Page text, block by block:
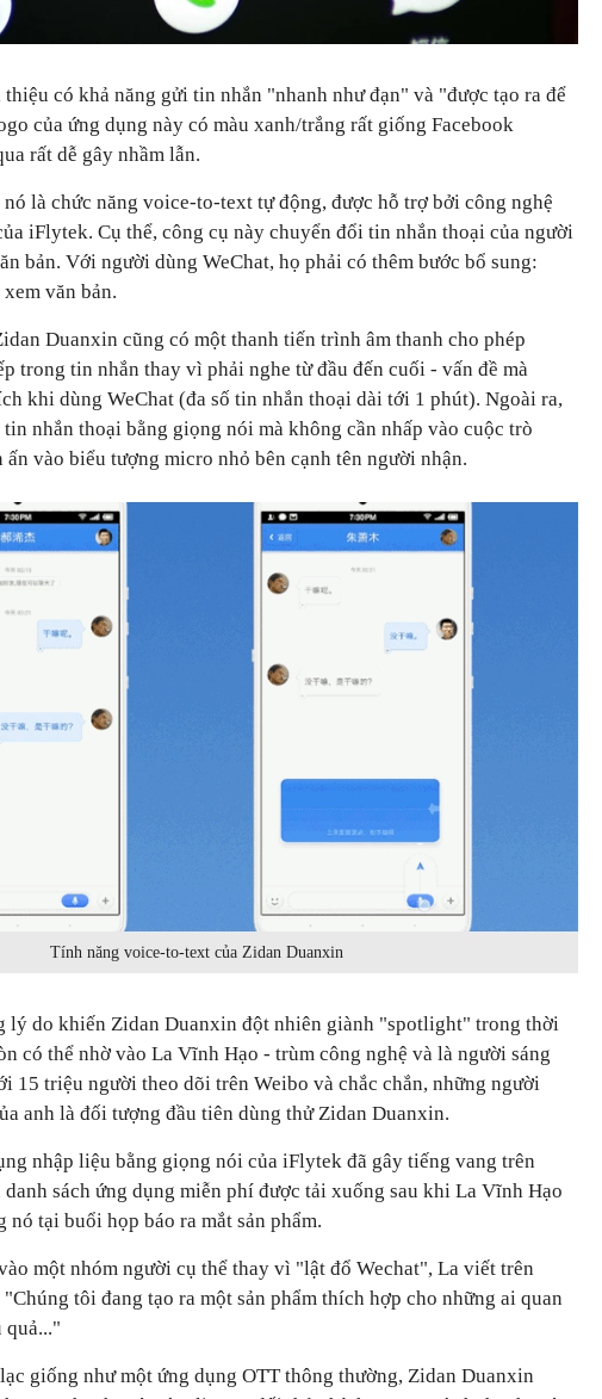
có khả năng gửi tin nhắn "nhanh như đạn" và "được tạo ra để
của ứng dụng này có màu xanh/trắng rất giống Facebook
rất dễ gây nhầm lẫn.
là chức năng voice-to-text tự động, được hỗ trợ bởi công nghệ
iFlytek. Cụ thể, công cụ này chuyển đổi tin nhắn thoại của người
bản. Với người dùng WeChat, họ phải có thêm bước bổ sung:
văn bản.
Duanxin cũng có một thanh tiến trình âm thanh cho phép
trong tin nhắn thay vì phải nghe từ đầu đến cuối - vấn đề mà
khi dùng WeChat (đa số tin nhắn thoại dài tới 1 phút). Ngoài ra,
nhắn thoại bằng giọng nói mà không cần nhấp vào cuộc trò
ấn vào biểu tượng micro nhỏ bên cạnh tên người nhận.
Tính năng voice-to-text của Zidan Duanxin
lý do khiến Zidan Duanxin đột nhiên giành "spotlight" trong thời
có thể nhờ vào La Vĩnh Hạo - trùm công nghệ và là người sáng
15 triệu người theo dõi trên Weibo và chắc chắn, những người
anh là đối tượng đầu tiên dùng thử Zidan Duanxin.
nhập liệu bằng giọng nói của iFlytek đã gây tiếng vang trên
sách ứng dụng miễn phí được tải xuống sau khi La Vĩnh Hạo
nó tại buổi họp báo ra mắt sản phẩm.
một nhóm người cụ thể thay vì "lật đổ Wechat", La viết trên
tôi đang tạo ra một sản phẩm thích hợp cho những ai quan
quả..."
giống như một ứng dụng OTT thông thường, Zidan Duanxin